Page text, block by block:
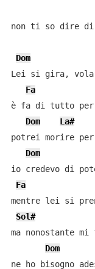
non ti so dire di
Dom
Lei si gira,
Fa
è fa di tutto per
Dom
La#
potrei morire
Dom
io credevo di
Fa
mentre lei si
Sol#
ma nonostante
Dom
ne ho bisogno